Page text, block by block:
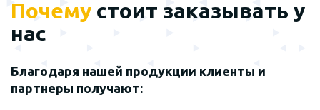
Почему стоит заказывать у
нас
Благодаря нашей продукции клиенты и
партнеры получают: